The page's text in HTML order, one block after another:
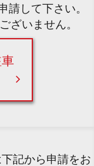
請して下さい。
ざいません。
記から申請をお